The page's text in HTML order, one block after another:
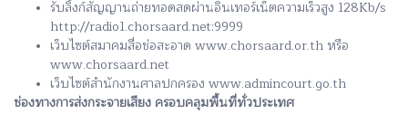
รับลิ้งก์สัญญานถ่ายทอดสดผ่านอินเทอร์เน็ตความเร็วสูง 128Kb/s
http://radio1.chorsaard.net:9999
เว็บไซต์สมาคมสื่อช่อสะอาด www.chorsaard.or.th หรือ
www.chorsaard.net
เว็บไซต์สำนักงานศาลปกครอง www.admincourt.go.th
ช่องทางการส่งกระจายเสียง ครอบคลุมพื้นที่ทั่วประเทศ